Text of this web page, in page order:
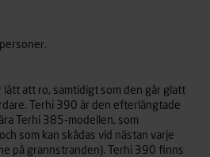
lätt att ro, samtidigt som den går glatt
Terhi 390 är den efterlängtade
Terhi 385-modellen, som
som kan skådas vid nästan varje
på grannstranden). Terhi 390 finns